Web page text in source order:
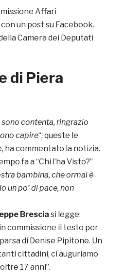
Affari
un post su Facebook.
Camera dei Deputati
di Piera
sono contenta, ringrazio
capire“, queste le
ha commentato la notizia.
fa a “Chi l’ha Visto?”
bambina, che ormai è
un po’ di pace, non
Brescia si legge:
commissione il testo per
di Denise Pipitone. Un
cittadini, ci auguriamo
17 anni”.